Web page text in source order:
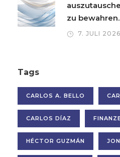
zu bewahren.
7. JULI 2026
Tags
CARLOS A. BELLO
CARLOS DÍAZ
HÉCTOR GUZMÁN